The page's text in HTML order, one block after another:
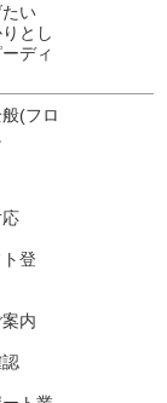
い
とし
ディ
(フロ
登
内